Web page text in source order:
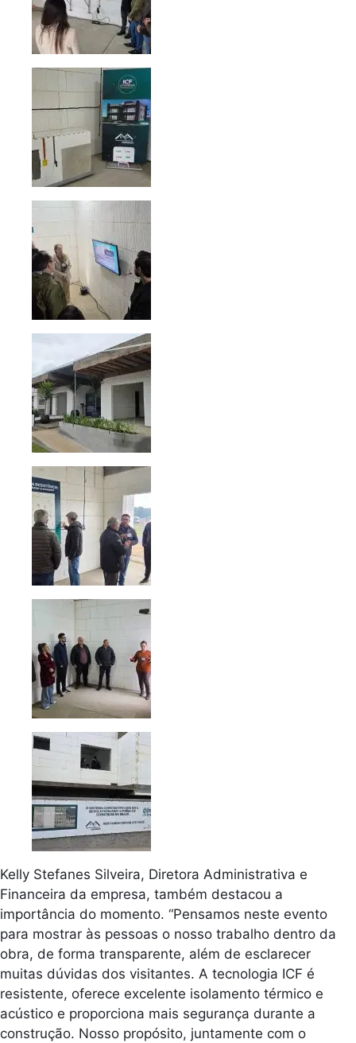
Kelly Stefanes Silveira, Diretora Administrativa e
Financeira da empresa, também destacou a
importância do momento. “Pensamos neste evento
para mostrar às pessoas o nosso trabalho dentro da
obra, de forma transparente, além de esclarecer
muitas dúvidas dos visitantes. A tecnologia ICF é
resistente, oferece excelente isolamento térmico e
acústico e proporciona mais segurança durante a
construção. Nosso propósito, juntamente com o